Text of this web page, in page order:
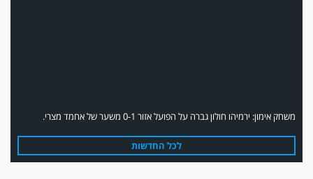
לכל החדשות